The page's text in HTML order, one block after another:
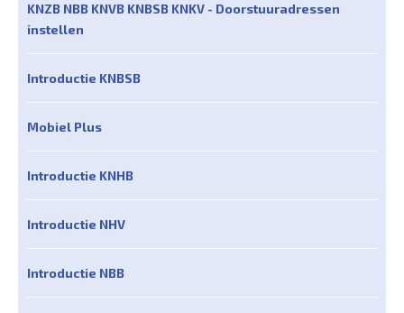
KNZB NBB KNVB KNBSB KNKV - Doorstuuradressen
instellen
Introductie KNBSB
Mobiel Plus
Introductie KNHB
Introductie NHV
Introductie NBB